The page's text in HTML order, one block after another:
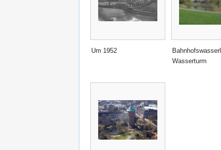
Um 1952
Wasserturm